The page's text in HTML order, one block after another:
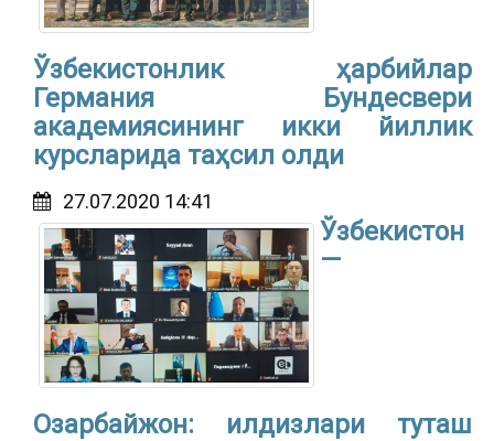
Ўзбекистонлик ҳарбийлар
Германия Бундесвери
академиясининг икки йиллик
курсларида таҳсил олди
27.07.2020 14:41
Ўзбекистон
—
Озарбайжон: илдизлари туташ